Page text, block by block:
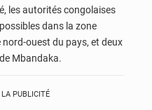
les autorités congolaises
dans la zone
ouest du pays, et deux
Mbandaka.
PUBLICITÉ